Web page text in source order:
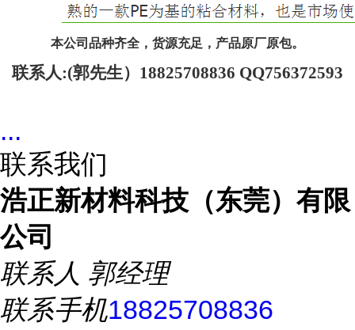
本公司品种齐全，货源充足，产品原厂原包。
联系人:(郭先生）18825708836 QQ756372593
...
联系我们
浩正新材料科技（东莞）有限
公司
联系人 郭经理
联系手机18825708836